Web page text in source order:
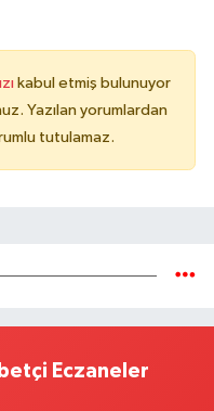
kabul etmiş bulunuyor
Yazılan yorumlardan
tutulamaz.
Eczaneler